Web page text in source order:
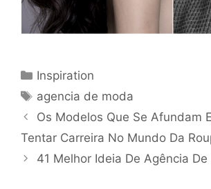
Categories
Inspiration
Tags
agencia de moda
Os Modelos Que Se Afundam
Tentar Carreira No Mundo Da
41 Melhor Ideia De Agência